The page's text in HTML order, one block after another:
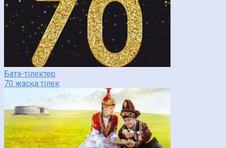
Бата-тілектер
70 жасқа тілек